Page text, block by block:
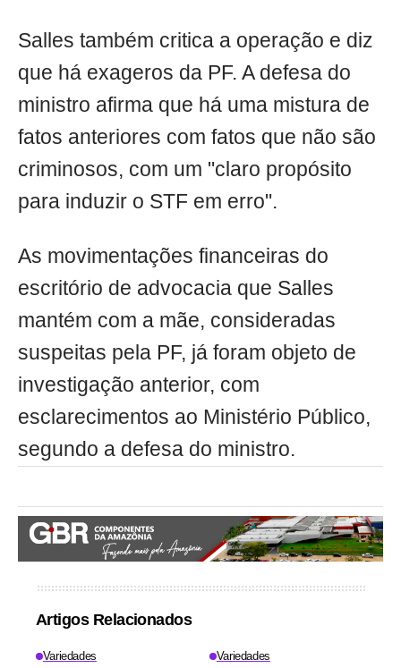
Salles também critica a operação e diz
que há exageros da PF. A defesa do
ministro afirma que há uma mistura de
fatos anteriores com fatos que não são
criminosos, com um "claro propósito
para induzir o STF em erro".
As movimentações financeiras do
escritório de advocacia que Salles
mantém com a mãe, consideradas
suspeitas pela PF, já foram objeto de
investigação anterior, com
esclarecimentos ao Ministério Público,
segundo a defesa do ministro.
Artigos Relacionados
Variedades Variedades